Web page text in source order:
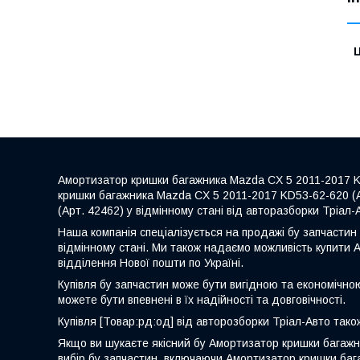
Амортизатор кришки багажника Mazda CX 5 2011-
кришки багажника Mazda CX 5 2011-2017 KD53-62-620
(Арт. 42462) у відмінному стані від авторазборки Тріал-
Наша компанія спеціалізується на продажі бу
відмінному стані. Ми також надаємо можливість
відділення Нової пошти по Україні.
Купівля бу запчастин може бути вигідною та
можете бути впевнені в їх надійності та довговічності.
Купівля [Товар:рд:од] від авторозборки Тріал-Авто
Якщо ви шукаєте якісний бу Амортизатор кришки